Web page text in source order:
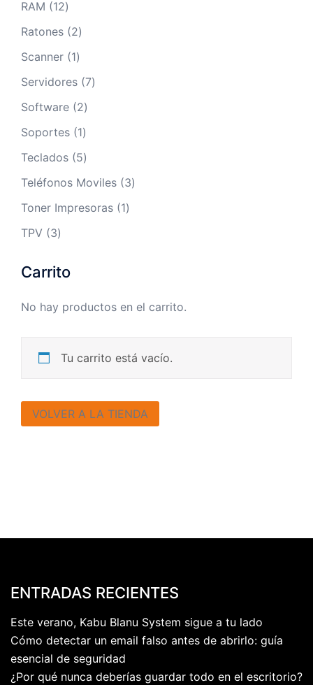
RAM 1212
productos
Ratones 22
productos
Scanner 11
producto
Servidores 77
Software 22
productos
Soportes 11
producto
Teclados 55
productos
Teléfonos Moviles 33
Toner Impresoras 11
TPV 33
Carrito
No hay productos en el carrito.
Tu carrito está vacío.
VOLVER A LA TIENDA
ENTRADAS RECIENTES
Este verano, Kabu Blanu System sigue a tu lado
Cómo detectar un email falso antes de abrirlo: guía
esencial de seguridad
¿Por qué nunca deberías guardar todo en el escritorio?